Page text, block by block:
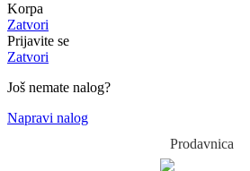
Korpa
Zatvori
Prijavite se
Zatvori
Još nemate nalog?
Napravi nalog
Prodavnica